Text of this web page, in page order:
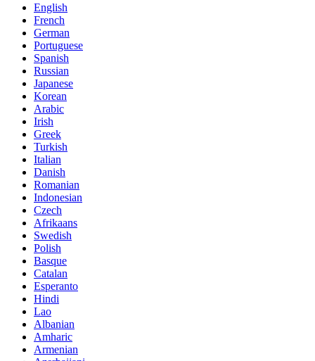
English
French
German
Portuguese
Spanish
Russian
Japanese
Korean
Arabic
Irish
Greek
Turkish
Italian
Danish
Romanian
Indonesian
Czech
Afrikaans
Swedish
Polish
Basque
Catalan
Esperanto
Hindi
Lao
Albanian
Amharic
Armenian